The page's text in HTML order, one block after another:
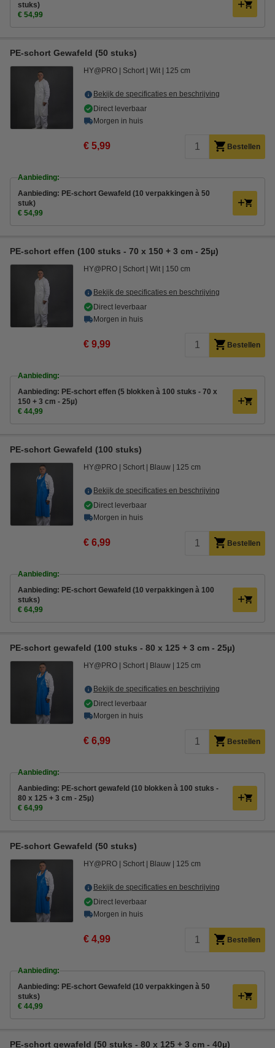
stuks)
€ 54,99
PE-schort Gewafeld (50 stuks)
HY@PRO Schort Wit 125 cm
Bekijk de specificaties en beschrijving
Direct leverbaar
Morgen in huis
€ 5,99 Bestellen
Aanbieding:
Aanbieding: PE-schort Gewafeld (10 verpakkingen à 50
stuk)
€ 54,99
PE-schort effen (100 stuks - 70 x 150 + 3 cm - 25µ)
HY@PRO Schort Wit 150 cm
Bekijk de specificaties en beschrijving
Direct leverbaar
Morgen in huis
€ 9,99 Bestellen
Aanbieding:
Aanbieding: PE-schort effen (5 blokken à 100 stuks - 70 x
150 + 3 cm - 25µ)
€ 44,99
PE-schort Gewafeld (100 stuks)
HY@PRO Schort Blauw 125 cm
Bekijk de specificaties en beschrijving
Direct leverbaar
Morgen in huis
€ 6,99 Bestellen
Aanbieding:
Aanbieding: PE-schort Gewafeld (10 verpakkingen à 100
stuks)
€ 64,99
PE-schort gewafeld (100 stuks - 80 x 125 + 3 cm - 25µ)
HY@PRO Schort Blauw 125 cm
Bekijk de specificaties en beschrijving
Direct leverbaar
Morgen in huis
€ 6,99 Bestellen
Aanbieding:
Aanbieding: PE-schort gewafeld (10 blokken à 100 stuks -
80 x 125 + 3 cm - 25µ)
€ 64,99
PE-schort Gewafeld (50 stuks)
HY@PRO Schort Blauw 125 cm
Bekijk de specificaties en beschrijving
Direct leverbaar
Morgen in huis
€ 4,99 Bestellen
Aanbieding:
Aanbieding: PE-schort Gewafeld (10 verpakkingen à 50
stuks)
€ 44,99
PE-schort gewafeld (50 stuks - 80 x 125 + 3 cm - 40µ)